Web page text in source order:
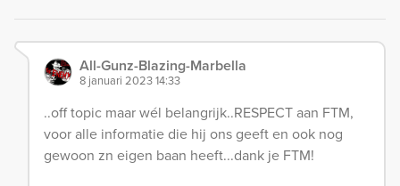
All-Gunz-Blazing-Marbella
8 januari 2023 14:33
..off topic maar wél belangrijk..RESPECT aan FTM,
voor alle informatie die hij ons geeft en ook nog
gewoon zn eigen baan heeft...dank je FTM!